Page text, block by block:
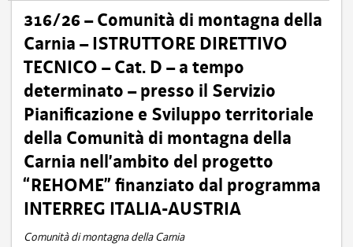
316/26 – Comunità di montagna della
Carnia – ISTRUTTORE DIRETTIVO
TECNICO – Cat. D – a tempo
determinato – presso il Servizio
Pianificazione e Sviluppo territoriale
della Comunità di montagna della
Carnia nell’ambito del progetto
“REHOME” finanziato dal programma
INTERREG ITALIA-AUSTRIA
Comunità di montagna della Carnia